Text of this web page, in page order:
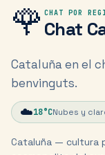
🌹 CHAT POR
Chat
Cataluña en el
benvinguts.
☁️18°CNubes y
Cataluña — cultura